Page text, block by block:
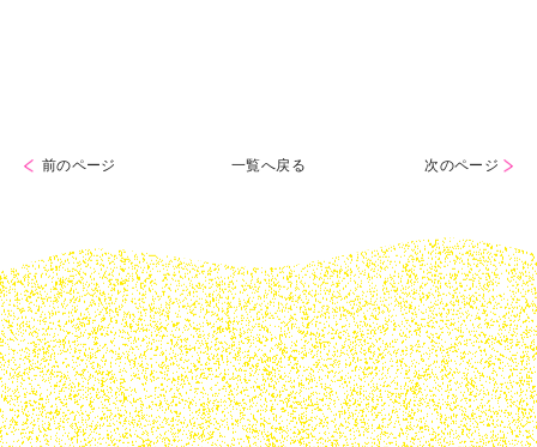
前のページ 一覧へ戻る 次のページ